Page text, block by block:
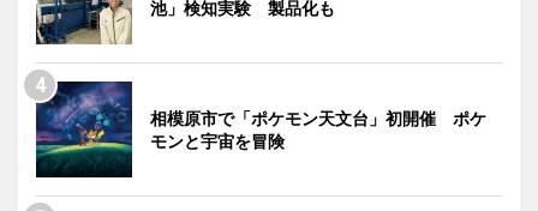
池」検知実験 製品化も
相模原市で「ポケモン天文台」初開催 ポケ
モンと宇宙を冒険